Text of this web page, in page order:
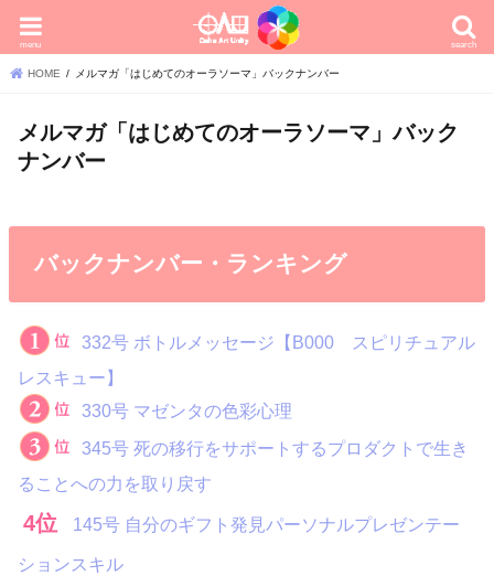
search
menu
HOME メルマガ「はじめてのオーラソーマ」バックナンバー
メルマガ「はじめてのオーラソーマ」バック
ナンバー
バックナンバー・ランキング
332号 ボトルメッセージ【B000 スピリチュアル
レスキュー】
330号 マゼンタの色彩心理
345号 死の移行をサポートするプロダクトで生き
ることへの力を取り戻す
4位
145号 自分のギフト発見パーソナルプレゼンテー
ションスキル